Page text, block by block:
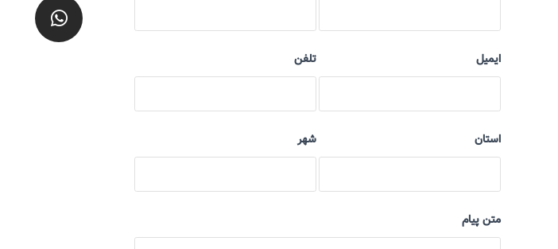
ایمیل تلفن
استان شهر
متن پیام